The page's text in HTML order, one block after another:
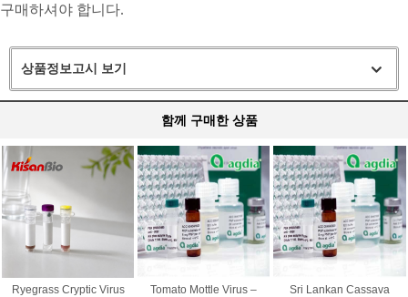
구매하셔야 합니다.
상품정보고시 보기
함께 구매한 상품
Ryegrass Cryptic Virus
Tomato Mottle Virus –
Sri Lankan Cassava